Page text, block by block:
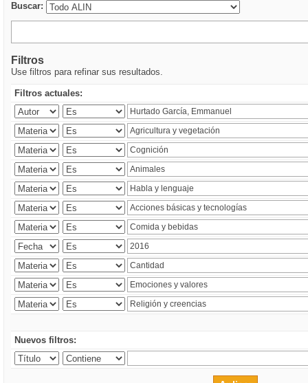
Buscar:
Filtros
Use filtros para refinar sus resultados.
Filtros actuales:
Nuevos filtros: